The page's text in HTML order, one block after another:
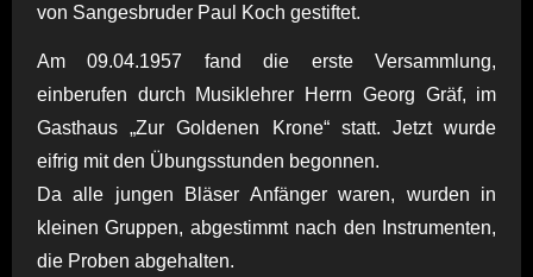
von Sangesbruder Paul Koch gestiftet.
Am 09.04.1957 fand die erste Versammlung,
einberufen durch Musiklehrer Herrn Georg Gräf, im
Gasthaus „Zur Goldenen Krone“ statt. Jetzt wurde
eifrig mit den Übungsstunden begonnen.
Da alle jungen Bläser Anfänger waren, wurden in
kleinen Gruppen, abgestimmt nach den Instrumenten,
die Proben abgehalten.